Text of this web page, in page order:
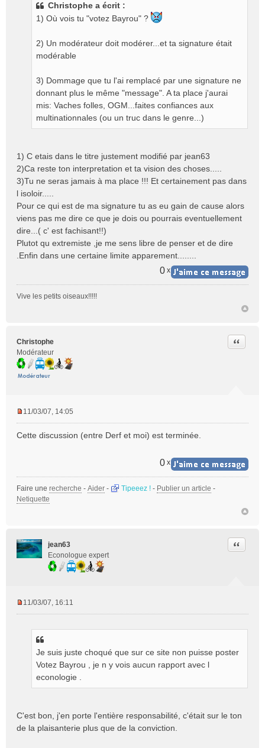
Christophe a écrit :
1) Où vois tu "votez Bayrou" ?
2) Un modérateur doit modérer...et ta signature était
modérable
3) Dommage que tu l'ai remplacé par une signature ne
donnant plus le même "message". A ta place j'aurai
mis: Vaches folles, OGM...faites confiances aux
multinationnales (ou un truc dans le genre...)
1) C etais dans le titre justement modifié par jean63
2)Ca reste ton interpretation et ta vision des choses.....
3)Tu ne seras jamais à ma place !!! Et certainement pas dans
l isoloir.....
Pour ce qui est de ma signature tu as eu gain de cause alors
viens pas me dire ce que je dois ou pourrais eventuellement
dire...( c' est fachisant!!)
Plutot qu extremiste ,je me sens libre de penser et de dire
.Enfin dans une certaine limite apparement........
0 x
Vive les petits oiseaux!!!!!
Christophe
Modérateur
Citer
s
o
11/03/07, 14:05
Cette discussion (entre Derf et moi) est terminée.
0 x
Faire une recherche - Aider - Tipeeez ! - Publier un article -
Netiquette
jean63
Econologue expert
Citer
l
u
11/03/07, 16:11
Je suis juste choqué que sur ce site non puisse poster
Votez Bayrou , je n y vois aucun rapport avec l
econologie .
C'est bon, j'en porte l'entière responsabilité, c'était sur le ton
de la plaisanterie plus que de la conviction.